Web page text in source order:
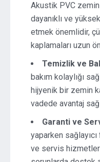
Akustik PVC
dayanıklı ve
etmek önemlidir,
kaplamaları uzun
Temizlik ve
bakım kolaylığı
hijyenik bir zemin
vadede avantaj
Garanti ve
yaparken sağlayıcı
ve servis